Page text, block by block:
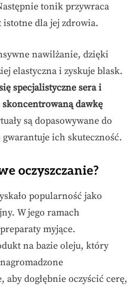
tonik przywraca
dla jej zdrowia.
nawilżanie, dzięki
elastyczna i zyskuje blask.
specjalistyczne sera i
dawkę
są dopasowywane do
ich skuteczność.
oczyszczanie?
popularność jako
W jego ramach
myjące.
na bazie oleju, który
aby dogłębnie oczyścić cerę,